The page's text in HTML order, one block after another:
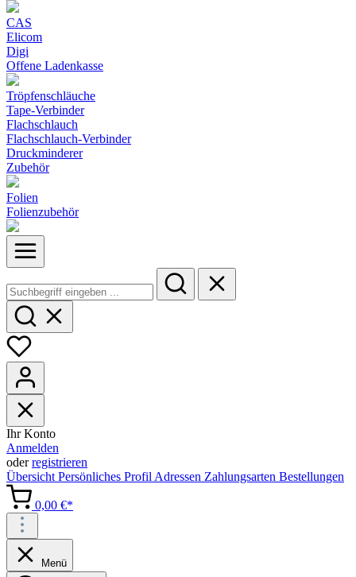
CAS
Elicom
Digi
Offene Ladenkasse
Tröpfenschläuche
Tape-Verbinder
Flachschlauch
Flachschlauch-Verbinder
Druckminderer
Zubehör
Folien
Folienzubehör
Ihr Konto
Anmelden
oderregistrieren
Übersicht Persönliches Profil Adressen Zahlungsarten Bestellungen
0,00 €*
Menü